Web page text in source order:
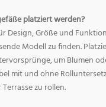
platziert werden?
Design, Größe und
Modell zu finden.
um Blumen
mit und ohne
zu rollen.